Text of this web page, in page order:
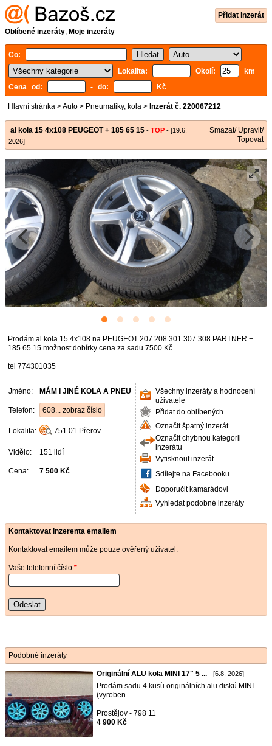
Přidat inzerát
Oblíbené inzeráty, Moje inzeráty
Co:
Lokalita:
Okolí:
km
Cena od:
- do: Kč
Hlavní stránka >Auto > Pneumatiky, kola > Inzerát č. 220067212
al kola 15 4x108 PEUGEOT + 185 65 15 - TOP - [19.6.
2026]
Smazat/ Upravit/
Topovat
Prodám al kola 15 4x108 na PEUGEOT 207 208 301 307 308 PARTNER +
185 65 15 možnost dobírky cena za sadu 7500 Kč
tel 774301035
Jméno: MÁM I JINÉ KOLA A PNEU
Telefon: 608... zobraz číslo
Lokalita: 751 01 Přerov
Vidělo: 151 lidí
Cena: 7 500 Kč
Všechny inzeráty a hodnocení
uživatele
Přidat do oblíbených
Označit špatný inzerát
Označit chybnou kategorii
inzerátu
Vytisknout inzerát
Sdílejte na Facebooku
Doporučit kamarádovi
Vyhledat podobné inzeráty
Kontaktovat inzerenta emailem
Kontaktovat emailem může pouze ověřený uživatel.
Vaše telefonní číslo *
Odeslat
Podobné inzeráty
Originální ALU kola MINI 17" 5 ... - [6.8. 2026]
Prodám sadu 4 kusů originálních alu disků MINI
(vyroben ...
Prostějov - 798 11
4 900 Kč